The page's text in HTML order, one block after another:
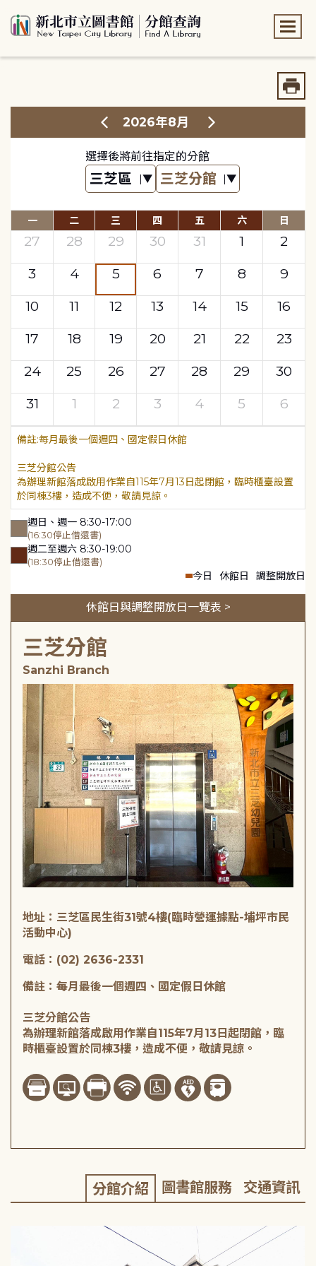
2026年8月
選擇後將前往指定的分館
一 二 三 四 五 六 日
27 28 29 30 31 1
2
3
4 5 6 7 8
9
10
11 12 13 14 15
16
17
18 19 20 21 22
23
24
25 26 27 28 29
30
31
1 2 3 4 5 6
每月最後一個週四、國定假日休館
三芝分館公告
為辦理新館落成啟用作業自115年7月13日起閉館，臨時櫃臺設置
於同棟3樓，造成不便，敬請見諒。
週日、週一 8:30-17:00
(16:30停止借還書)
週二至週六 8:30-19:00
(18:30停止借還書)
今日 休館日 調整開放日
休館日與調整開放日一覽表 >
三芝分館
Sanzhi Branch
地址：三芝區民生街31號4樓(臨時營運據點-埔坪市民
活動中心)
電話：(02) 2636-2331
備註：每月最後一個週四、國定假日休館
三芝分館公告
為辦理新館落成啟用作業自115年7月13日起閉館，臨
時櫃臺設置於同棟3樓，造成不便，敬請見諒。
分館介紹 圖書館服務 交通資訊